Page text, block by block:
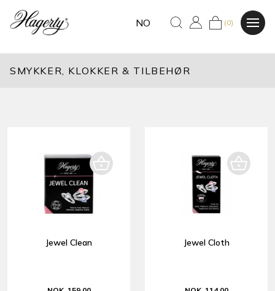
NO (0)
SMYKKER, KLOKKER & TILBEHØR
Jewel Clean Jewel Cloth